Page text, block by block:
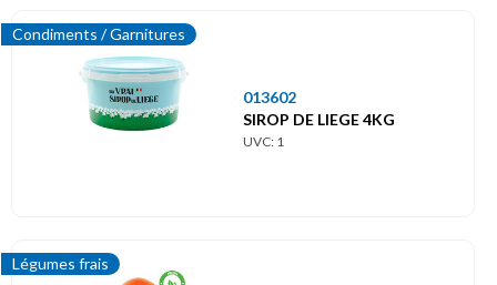
Condiments / Garnitures
013602
SIROP DE LIEGE 4KG
UVC: 1
Légumes frais